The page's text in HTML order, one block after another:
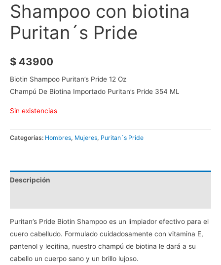
Shampoo con biotina
Puritan´s Pride
$ 43900
Biotin Shampoo Puritan’s Pride 12 Oz
Champú De Biotina Importado Puritan’s Pride 354 ML
Sin existencias
Categorías: Hombres, Mujeres, Puritan´s Pride
Descripción
Puritan’s Pride Biotin Shampoo es un limpiador efectivo para el
cuero cabelludo. Formulado cuidadosamente con vitamina E,
pantenol y lecitina, nuestro champú de biotina le dará a su
cabello un cuerpo sano y un brillo lujoso.